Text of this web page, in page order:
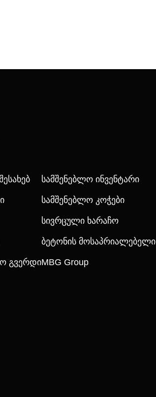
Გვერდი
Სამშენებლო Ინვენტარი
Სამშენებლო Კოჭები
Სივრცული Ხარაჩო
Ბეტონის Მოსაპრიალებელი
MBG Group